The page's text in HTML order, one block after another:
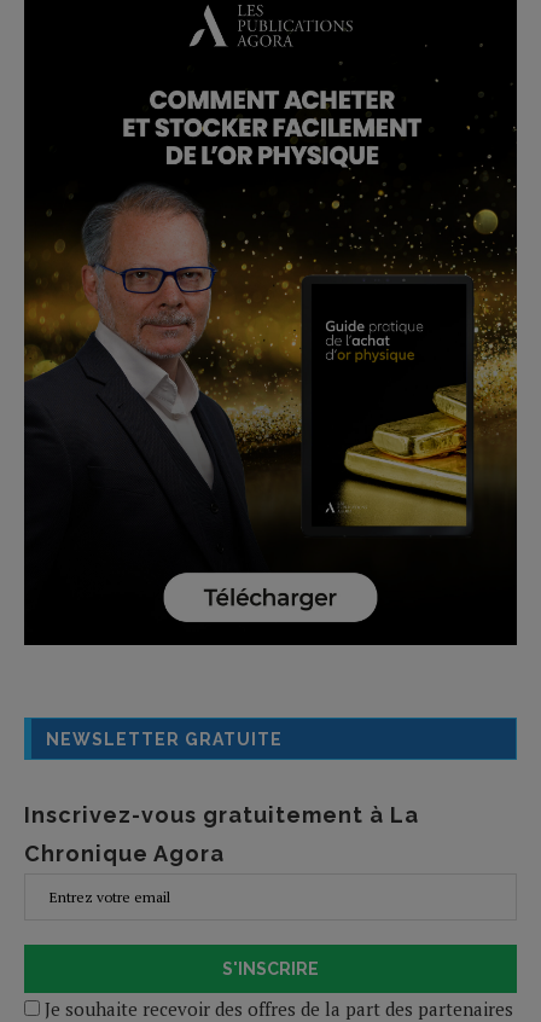
NEWSLETTER GRATUITE
Inscrivez-vous gratuitement à La
Chronique Agora
S'INSCRIRE
Je souhaite recevoir des offres de la part des partenaires